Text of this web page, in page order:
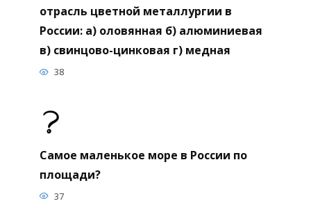
отрасль цветной металлургии в
России: а) оловянная б) алюминиевая
в) свинцово-цинковая г) медная
38
Самое маленькое море в России по
площади?
37